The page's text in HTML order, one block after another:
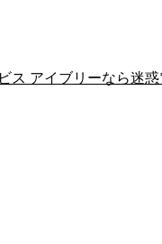
ス アイブリーなら迷